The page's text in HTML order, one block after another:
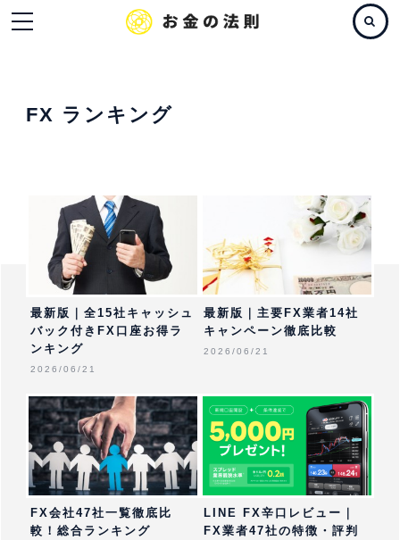
FX ランキング
最新版｜全15社キャッシュ
バック付きFX口座お得ラ
ンキング
2026/06/21
最新版｜主要FX業者14社
キャンペーン徹底比較
2026/06/21
FX会社47社一覧徹底比
較！総合ランキング
LINE FX辛口レビュー｜
FX業者47社の特徴・評判